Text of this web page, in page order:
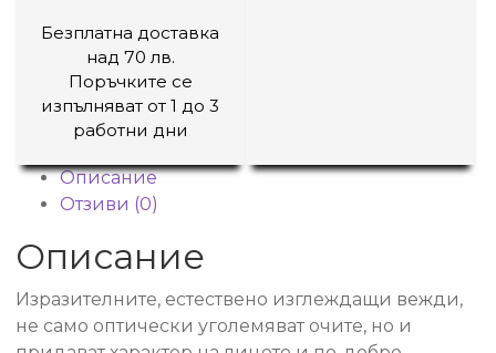
Безплатна доставка
над 70 лв.
Поръчките се
изпълняват от 1 до 3
работни дни
Описание
Отзиви (0)
Описание
Изразителните, естествено изглеждащи вежди,
не само оптически уголемяват очите, но и